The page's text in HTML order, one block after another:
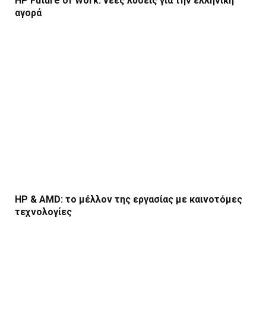
αγορά
HP & AMD: το μέλλον της εργασίας με καινοτόμες
τεχνολογίες